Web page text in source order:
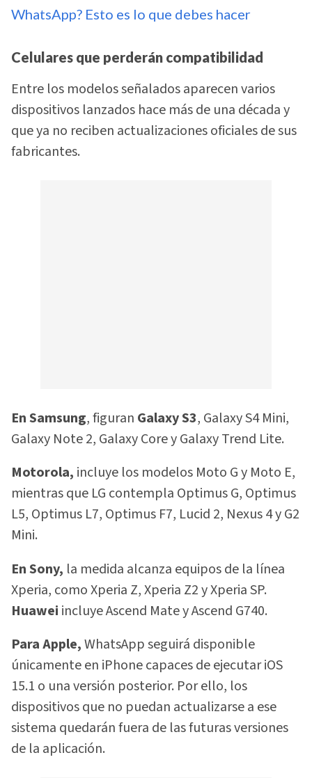
WhatsApp? Esto es lo que debes hacer
Celulares que perderán compatibilidad
Entre los modelos señalados aparecen varios
dispositivos lanzados hace más de una década y
que ya no reciben actualizaciones oficiales de sus
fabricantes.
En Samsung, figuran Galaxy S3, Galaxy S4 Mini,
Galaxy Note 2, Galaxy Core y Galaxy Trend Lite.
Motorola, incluye los modelos Moto G y Moto E,
mientras que LG contempla Optimus G, Optimus
L5, Optimus L7, Optimus F7, Lucid 2, Nexus 4 y G2
Mini.
En Sony, la medida alcanza equipos de la línea
Xperia, como Xperia Z, Xperia Z2 y Xperia SP.
Huawei incluye Ascend Mate y Ascend G740.
Para Apple,WhatsApp seguirá disponible
únicamente en iPhone capaces de ejecutar iOS
15.1 o una versión posterior. Por ello, los
dispositivos que no puedan actualizarse a ese
sistema quedarán fuera de las futuras versiones
de la aplicación.